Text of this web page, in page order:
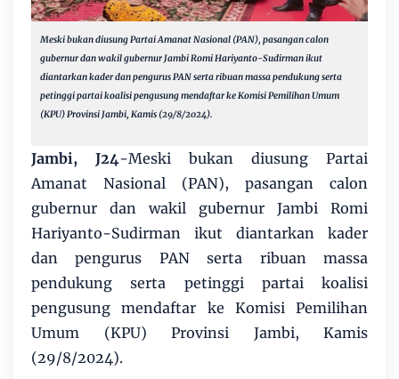
Meski bukan diusung Partai Amanat Nasional (PAN), pasangan calon
gubernur dan wakil gubernur Jambi Romi Hariyanto-Sudirman ikut
diantarkan kader dan pengurus PAN serta ribuan massa pendukung serta
petinggi partai koalisi pengusung mendaftar ke Komisi Pemilihan Umum
(KPU) Provinsi Jambi, Kamis (29/8/2024).
Jambi, J24-Meski bukan diusung Partai
Amanat Nasional (PAN), pasangan calon
gubernur dan wakil gubernur Jambi Romi
Hariyanto-Sudirman ikut diantarkan kader
dan pengurus PAN serta ribuan massa
pendukung serta petinggi partai koalisi
pengusung mendaftar ke Komisi Pemilihan
Umum (KPU) Provinsi Jambi, Kamis
(29/8/2024).